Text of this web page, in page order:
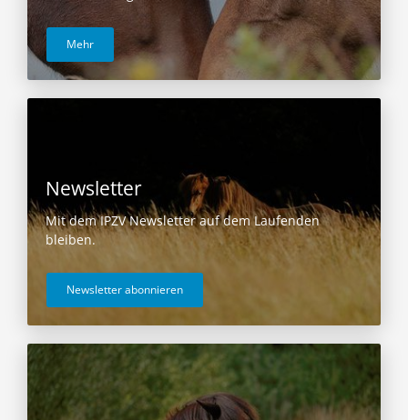
Mehr
Newsletter
Mit dem IPZV Newsletter auf dem Laufenden
bleiben.
Newsletter abonnieren